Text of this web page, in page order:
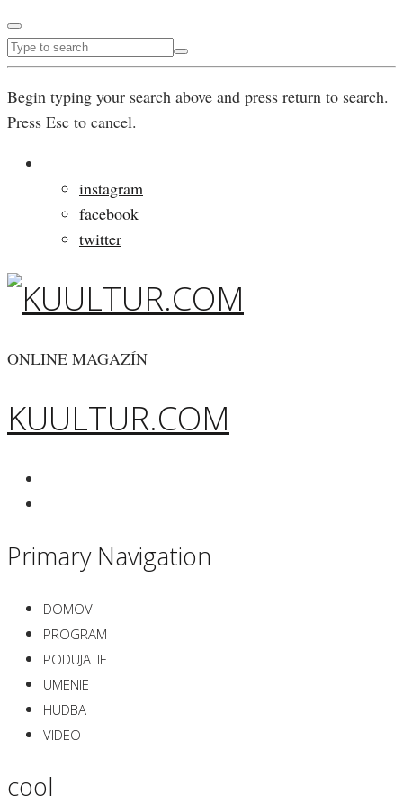
Begin typing your search above and press return to search.
Press Esc to cancel.
instagram
facebook
twitter
ONLINE MAGAZÍN
KUULTUR.COM
Primary Navigation
DOMOV
PROGRAM
PODUJATIE
UMENIE
HUDBA
VIDEO
cool